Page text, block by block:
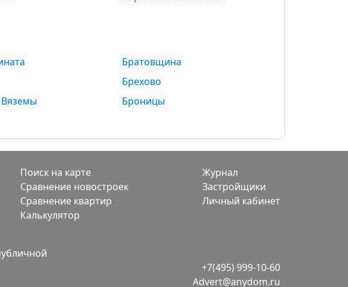
Братовщина
Брехово
Броницы
Поиск на карте
Сравнение новостроек
Сравнение квартир
Калькулятор
Журнал
Застройщики
Личный кабинет
+7(495) 999-10-60
Advert@anydom.ru